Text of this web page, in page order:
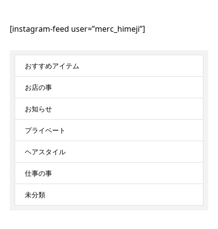
[instagram-feed user=”merc_himeji”]
おすすめアイテム
お店の事
お知らせ
プライベート
ヘアスタイル
仕事の事
未分類